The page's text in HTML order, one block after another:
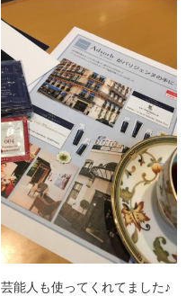
芸能人も使ってくれてました♪